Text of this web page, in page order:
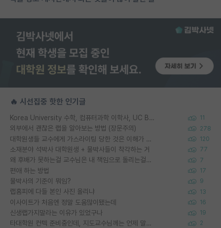
🔥 시선집중 핫한 인기글
Korea University 수학, 컴퓨터과학 이학사, UC Berkeley 산업공학 대학원 공학박사가 되는 것은 쉽지 않겠죠? 11
외부에서 괜찮은 랩을 알아보는 방법 (장문주의) 278
대학원생들 교수에게 가스라이팅 당한 것은 이해가 갑니다. 안타깝네요. 120
소재분야 석박사 대학원생 + 물박사들이 착각하는 거 77
왜 후배가 못하는걸 교수님은 내 책임으로 돌리는걸까요? 7
편애 하는 방법 17
물박사의 기준이 뭐임? 9
랩홈피에 다들 본인 사진 올리냐 13
이사이트가 처음엔 정말 도움많이됐는데 16
신생랩가지말라는 이유가 있었구나 19
타대학원 컨텍 준비중인데, 지도교수님께는 언제 말씀드려야 할까요? 2